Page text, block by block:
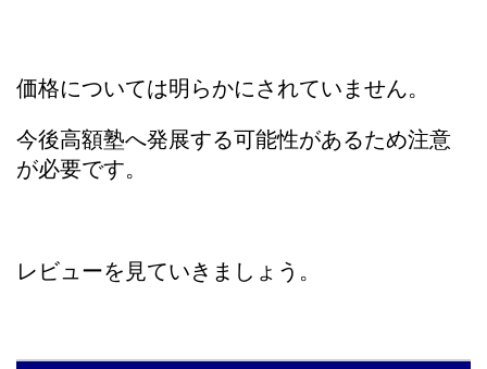
価格については明らかにされていません。
今後高額塾へ発展する可能性があるため注意
が必要です。
レビューを見ていきましょう。